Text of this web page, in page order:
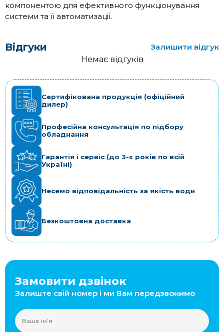
компонентою для ефективного функціонування
системи та її автоматизації.
Відгуки
Залишити відгук
Немає відгуків
Сертифікована продукція (офіційний
дилер)
Професійна консультація по підбору
обладнання
Гарантія і сервіс (до 3-х років по всій
Україні)
Несемо відповідальність за якість води
Безкоштовна доставка
Замовити дзвінок
Залиште свій номер і ми Вам передзвонимо